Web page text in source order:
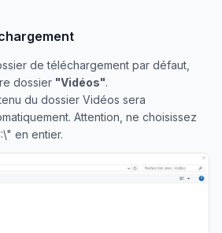
de téléchargement par défaut,
dossier "Vidéos".
du dossier Vidéos sera
Attention, ne choisissez
en entier.